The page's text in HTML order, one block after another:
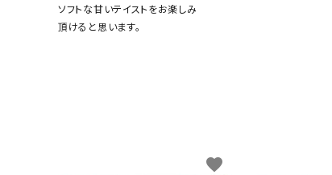
ソフトな甘いテイストをお楽しみ
頂けると思います。
favorite